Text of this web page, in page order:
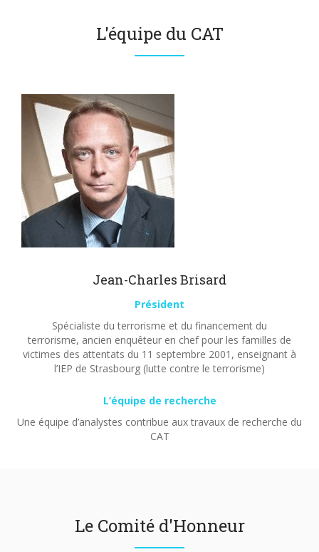
L'équipe du CAT
Jean-Charles Brisard
Président
Spécialiste du terrorisme et du financement du
terrorisme, ancien enquêteur en chef pour les familles de
victimes des attentats du 11 septembre 2001, enseignant à
l’IEP de Strasbourg (lutte contre le terrorisme)
L’équipe de recherche
Une équipe d’analystes contribue aux travaux de recherche du
CAT
Le Comité d'Honneur